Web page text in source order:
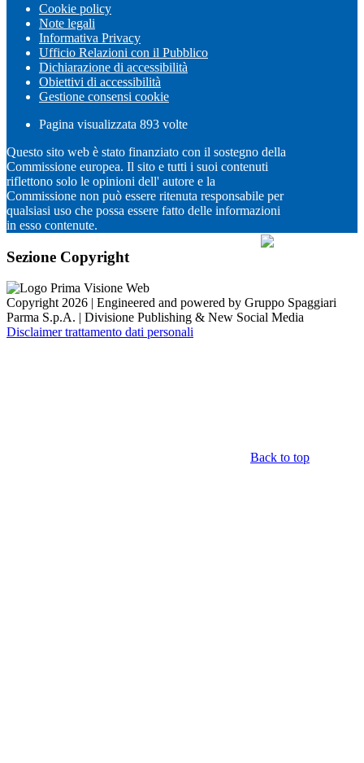
Cookie policy
Note legali
Informativa Privacy
Ufficio Relazioni con il Pubblico
Dichiarazione di accessibilità
Obiettivi di accessibilità
Gestione consensi cookie
Pagina visualizzata 893 volte
Questo sito web è stato finanziato con il sostegno della
Commissione europea. Il sito e tutti i suoi contenuti
riflettono solo le opinioni dell' autore e la
Commissione non può essere ritenuta responsabile per
qualsiasi uso che possa essere fatto delle informazioni
in esso contenute.
Sezione Copyright
Copyright 2026 | Engineered and powered by Gruppo Spaggiari
Parma S.p.A. | Divisione Publishing & New Social Media
Disclaimer trattamento dati personali
Back to top